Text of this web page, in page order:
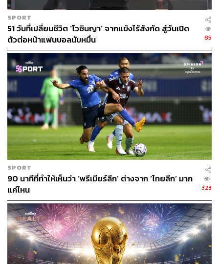
3 กรกฎาคม 2563 สมาคมฯ ส่งหนังสือที่ ฟ.147/2563
ถึงทรูวิชั่นส์ สอบถามว่ามีความประสงค์รับสัญญาณ
แบบใด โดยขอให้ทรูวิชั่นส์ตอบกลับภายใน 15 วันนับ
แต่ได้รับหนังสือ
10 กรกฎาคม 2563 ทรูวิชั่นส์ส่งหนังสือ TVG 2020/11
ถึงสมาคมฯ แจ้งการรับสัญญาณและการคำนวณค่า
สิทธิประโยชน์ โดยพร้อมยินดีเข้าเจรจากับสมาคมฯ
13 กรกฎาคม 2563 สมาคมฯ ส่งหนังสือที่ ฟ.155/2563
ถึงทรูวิชั่นส์ แจ้งว่า ยินดีที่จะเจรจากับทรูวิชั่นส์เพื่อ
แก้ไขปัญหาเรื่องสิทธิประโยชน์การแข่งขันกีฬาฟุตบอล
อาชีพ ฤดูกาล 2563 โดยพร้อมเจรจากันภายใน 7 วัน
นับแต่วันที่ได้รับหนังสือ
16 กรกฎาคม 2563 ทรูวิชั่นส์ส่งหนังสือ TVG 2020/12
ถึงสมาคมฯ แจ้งขอเลื่อนนัดหมายการประชุมเรื่องสิทธิ
ประโยชน์การแข่งขันกีฬาฟุตบอลอาชีพ ฤดูกาล 2563
เป็นวันที่ 24 กรกฎาคม 2563 เพื่อหาข้อยุติร่วมกับสมา
คมฯ
SPORT
51 วันที่เปลี่ยนชีวิต ‘โวซินญา’ จากแข้งไร้สังกัด สู่วันเปิด
ตัวต่อหน้าแฟนบอลนับหมื่น
85
SPORT
90 นาทีที่ทำให้เห็นว่า ‘พรีเมียร์ลีก’ ต่างจาก ‘ไทยลีก’ มาก
แค่ไหน
323